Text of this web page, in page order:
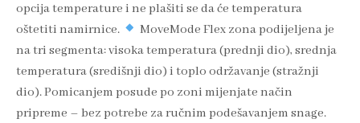
opcija temperature i ne plašiti se da će temperatura
oštetiti namirnice.
MoveMode Flex zona podijeljena je
na tri segmenta: visoka temperatura (prednji dio), srednja
temperatura (središnji dio) i toplo održavanje (stražnji
dio). Pomicanjem posude po zoni mijenjate način
pripreme – bez potrebe za ručnim podešavanjem snage.